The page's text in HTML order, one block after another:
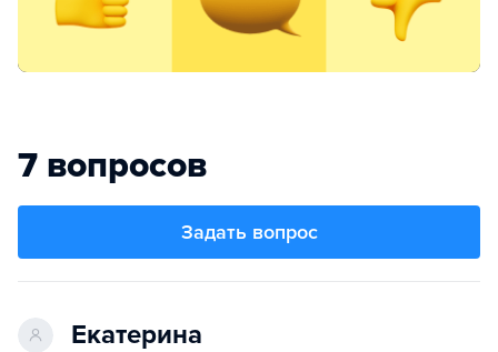
7 вопросов
Задать вопрос
Екатерина